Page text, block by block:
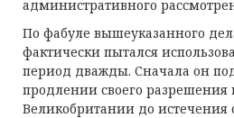
административного
По фабуле вышеуказанного
фактически пытался
период дважды. Сначала он
продлении своего разрешения
Великобритании до истечения